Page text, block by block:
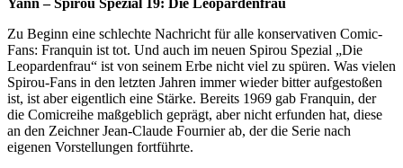
Yann – Spirou Spezial 19: Die Leopardenfrau
Zu Beginn eine schlechte Nachricht für alle konservativen Comic-
Fans: Franquin ist tot. Und auch im neuen Spirou Spezial „Die
Leopardenfrau“ ist von seinem Erbe nicht viel zu spüren. Was vielen
Spirou-Fans in den letzten Jahren immer wieder bitter aufgestoßen
ist, ist aber eigentlich eine Stärke. Bereits 1969 gab Franquin, der
die Comicreihe maßgeblich geprägt, aber nicht erfunden hat, diese
an den Zeichner Jean-Claude Fournier ab, der die Serie nach
eigenen Vorstellungen fortführte.